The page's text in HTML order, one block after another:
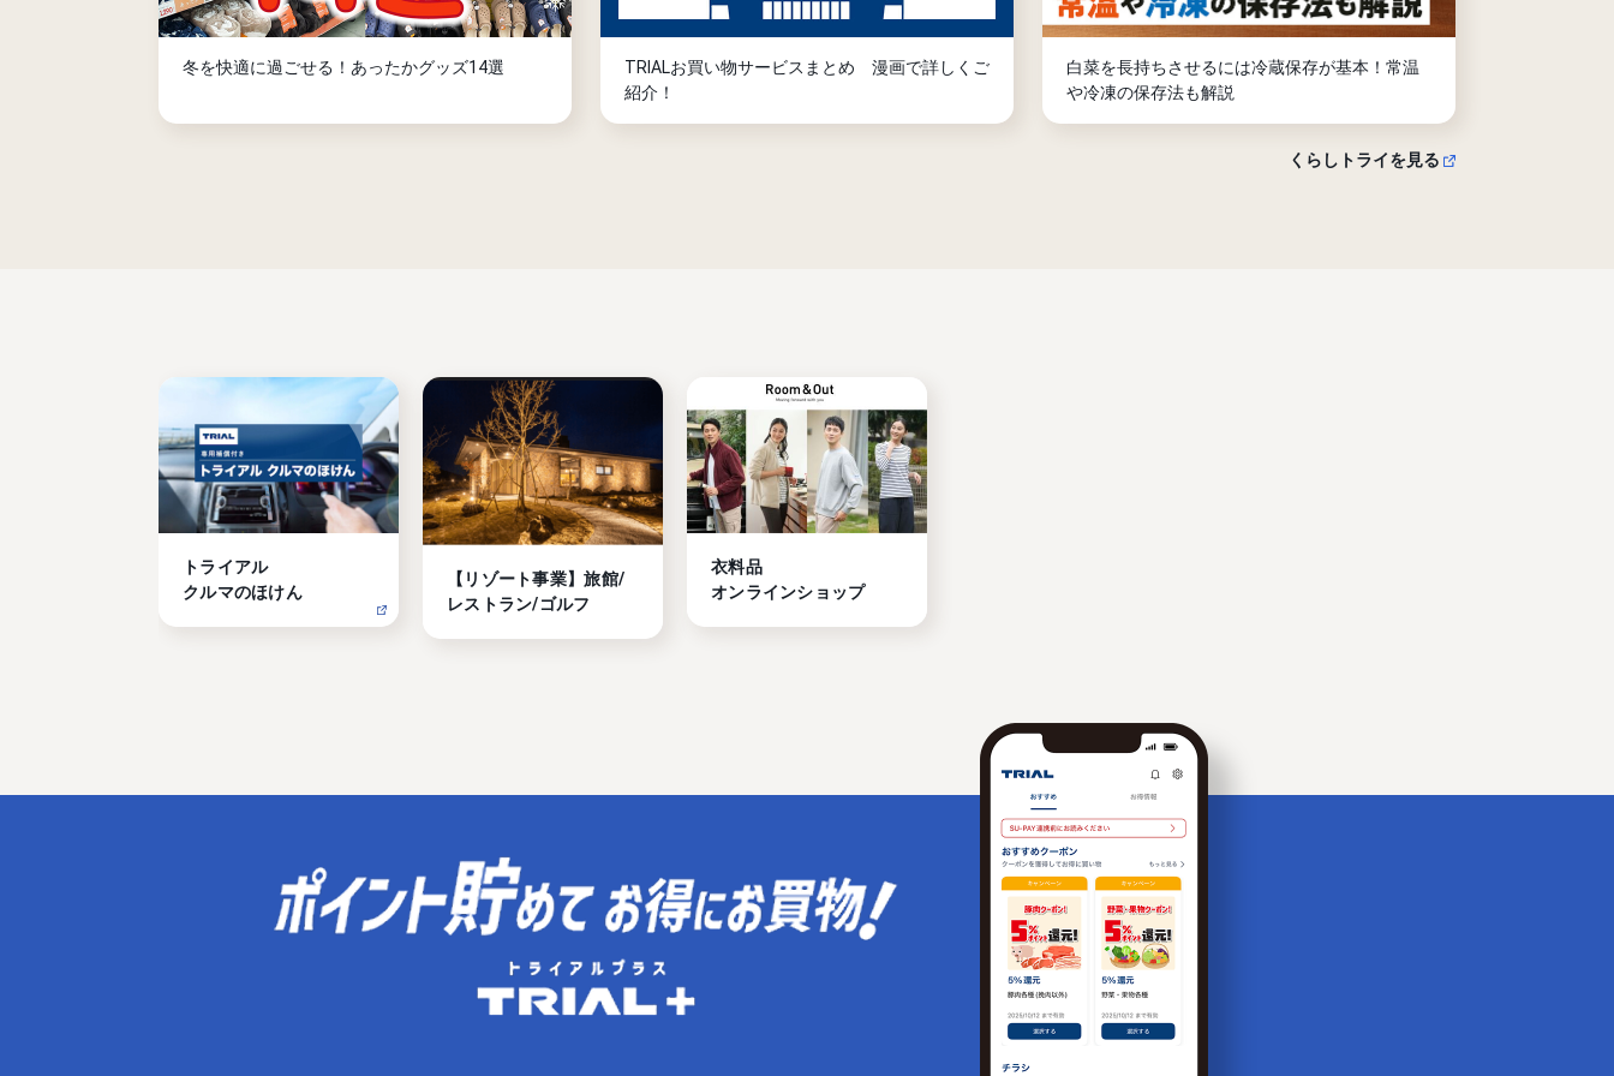
冬を快適に過ごせる！あったかグッズ14選
TRIALお買い物サービスまとめ 漫画で詳しくご
紹介！
白菜を長持ちさせるには冷蔵保存が基本！常温
や冷凍の保存法も解説
くらしトライを見る
トライアル
クルマのほけん
【リゾート事業】旅館/
レストラン/ゴルフ
衣料品
オンラインショップ